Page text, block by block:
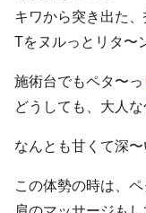
キワから突き出た
Tをヌルっとリタ〜
施術台でもペタ〜っ
どうしても、大人
なんとも甘くて深
この体勢の時は、ペ